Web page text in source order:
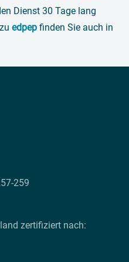
Dienst 30 Tage lang
edpep finden Sie auch in
259
zertifiziert nach: